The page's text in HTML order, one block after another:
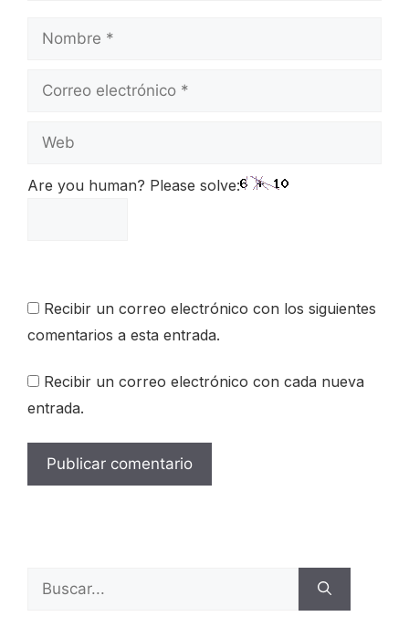
Nombre
Correo
Web
Are you human? Please solve:
Recibir un correo electrónico con los siguientes
comentarios a esta entrada.
Recibir un correo electrónico con cada nueva
entrada.
Buscar: